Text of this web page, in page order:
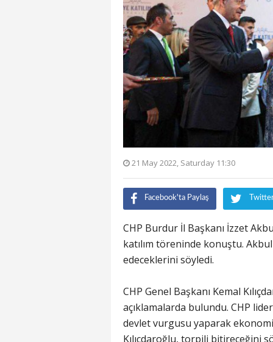
21 May 2022, Saturday 11:30
Facebook'ta Paylaş
CHP Burdur İl Başkanı İzzet
katılım töreninde konuştu.
edeceklerini söyledi.
CHP Genel Başkanı Kemal
açıklamalarda bulundu. CHP
devlet vurgusu yaparak
Kılıçdaroğlu, torpili bitireceğini